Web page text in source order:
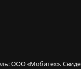
ООО «Мобитех».